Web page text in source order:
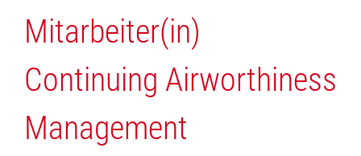
Mitarbeiter(in)
Continuing Airworthiness
Management